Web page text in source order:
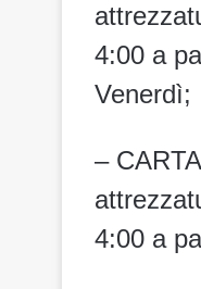
4:00 a
Venerdì;
–
4:00 a